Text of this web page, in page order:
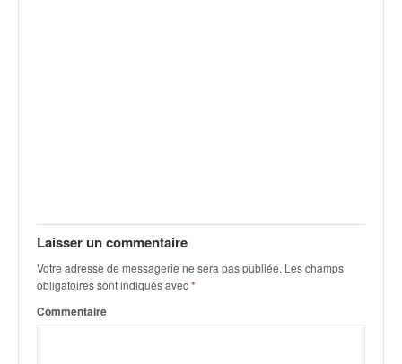
Laisser un commentaire
Votre adresse de messagerie ne sera pas publiée. Les champs
obligatoires sont indiqués avec*
Commentaire